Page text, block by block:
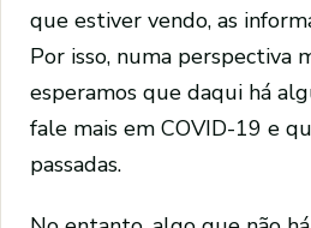
que estiver vendo, as
Por isso, numa perspectiva
esperamos que daqui há
fale mais em COVID-19 e
passadas.